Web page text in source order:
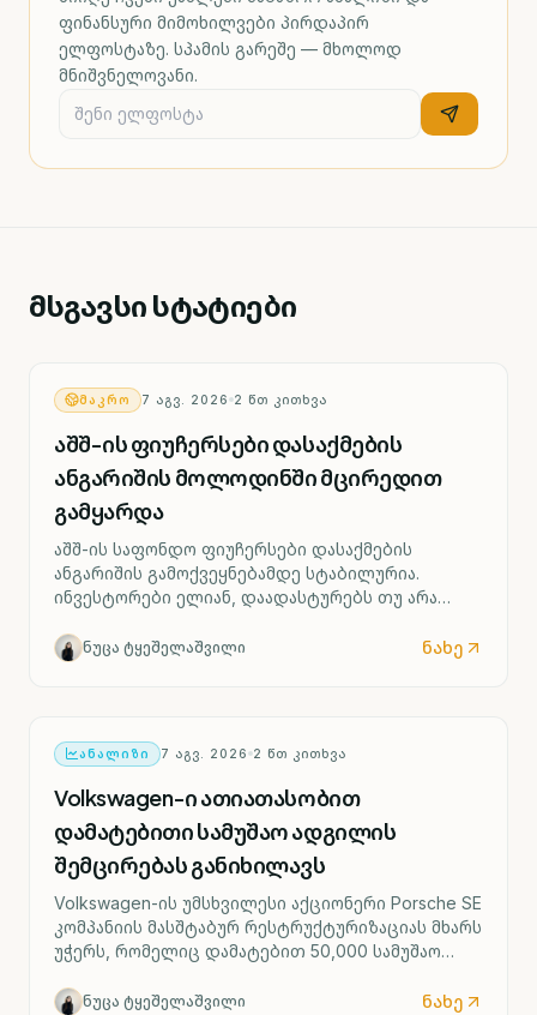
ფინანსური მიმოხილვები პირდაპირ
ელფოსტაზე. სპამის გარეშე — მხოლოდ
მნიშვნელოვანი.
მსგავსი სტატიები
ᲛᲐᲙᲠᲝ 7 ᲐᲒᲕ. 2026 2 ᲬᲗ ᲙᲘᲗᲮᲕᲐ
აშშ-ის ფიუჩერსები დასაქმების
ანგარიშის მოლოდინში მცირედით
გამყარდა
აშშ-ის საფონდო ფიუჩერსები დასაქმების
ანგარიშის გამოქვეყნებამდე სტაბილურია.
ინვესტორები ელიან, დაადასტურებს თუ არა
მიერ საპროცენტო განაკვეთის შესაძლო ზრდის
სცენარს უკვე სექტემბრიდან.
ნუცა ტყეშელაშვილი ნახე
ᲐᲜᲐᲚᲘᲖᲘ 7 ᲐᲒᲕ. 2026 2 ᲬᲗ ᲙᲘᲗᲮᲕᲐ
Volkswagen-ი ათიათასობით
დამატებითი სამუშაო ადგილის
შემცირებას განიხილავს
Volkswagen-ის უმსხვილესი აქციონერი Porsche SE
კომპანიის მასშტაბურ რესტრუქტურიზაციას მხარს
უჭერს, რომელიც დამატებით 50,000 სამუშაო
ქარხნის შესაძლო დახურვას ითვალისწინებს.
ნუცა ტყეშელაშვილი ნახე